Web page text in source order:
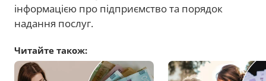
інформацією про підприємство та порядок
надання послуг.
Читайте також: